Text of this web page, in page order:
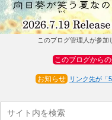
このブログ管理人が参
このブログから
お知らせ リンク先が「